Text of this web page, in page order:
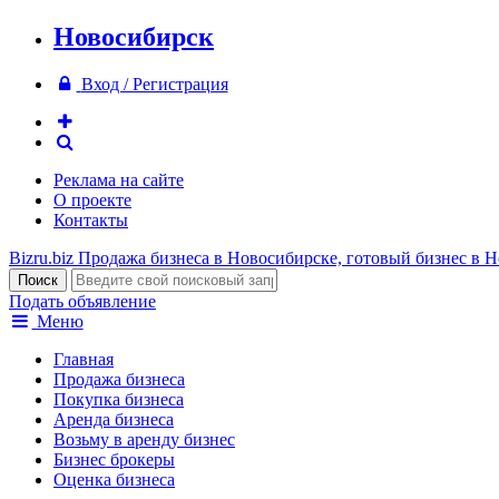
Новосибирск
Вход / Регистрация
Реклама на сайте
О проекте
Контакты
Bizru.biz Продажа бизнеса в Новосибирске, готовый бизнес в
Подать объявление
Меню
Главная
Продажа бизнеса
Покупка бизнеса
Аренда бизнеса
Возьму в аренду бизнес
Бизнес брокеры
Оценка бизнеса